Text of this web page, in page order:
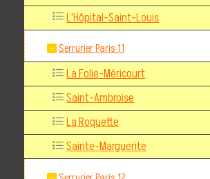
L'Hôpital-Saint-Louis
Serrurier Paris 11
La Folie-Méricourt
Saint-Ambroise
La Roquette
Sainte-Marguerite